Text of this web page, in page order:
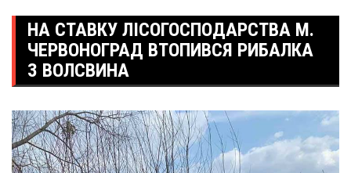
НА СТАВКУ ЛІСОГОСПОДАРСТВА М.
ЧЕРВОНОГРАД ВТОПИВСЯ РИБАЛКА
З ВОЛСВИНА